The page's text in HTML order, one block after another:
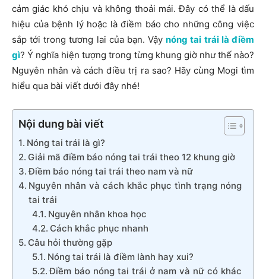
cảm giác khó chịu và không thoải mái. Đây có thể là dấu
hiệu của bệnh lý hoặc là điềm báo cho những công việc
sắp tới trong tương lai của bạn. Vậy nóng tai trái là điềm
gì? Ý nghĩa hiện tượng trong từng khung giờ như thế nào?
Nguyên nhân và cách điều trị ra sao? Hãy cùng Mogi tìm
hiểu qua bài viết dưới đây nhé!
Nội dung bài viết
Nóng tai trái là gì?
Giải mã điềm báo nóng tai trái theo 12 khung giờ
Điềm báo nóng tai trái theo nam và nữ
Nguyên nhân và cách khắc phục tình trạng nóng
tai trái
Nguyên nhân khoa học
Cách khắc phục nhanh
Câu hỏi thường gặp
Nóng tai trái là điềm lành hay xui?
Điềm báo nóng tai trái ở nam và nữ có khác